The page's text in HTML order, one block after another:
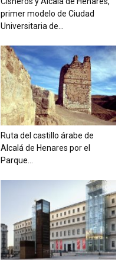
primer modelo de Ciudad
Universitaria de...
Ruta del castillo árabe de
Alcalá de Henares por el
Parque...